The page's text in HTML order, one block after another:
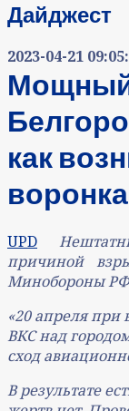
Дайджест
2023-04-21
как
воронка
UPD
причиной
Минобороны
«20 апреля при
ВКС над
сход
В результате